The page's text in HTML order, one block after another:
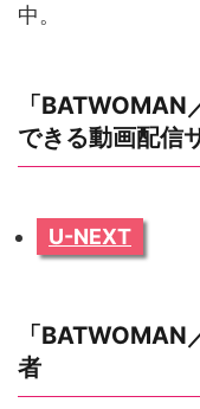
中。
「
できる動画配信
U-NEXT
「
者